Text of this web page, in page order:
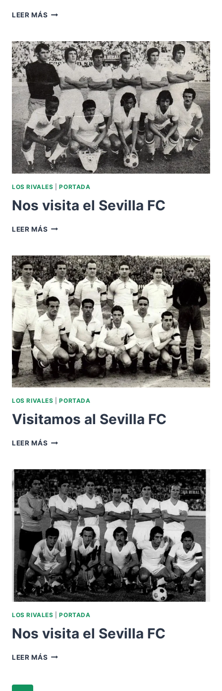
LEER MÁS NOS
SEVILLA
FC
LOS RIVALES |PORTADA
Nos visita el Sevilla FC
LEER MÁS NOS
SEVILLA
FC
LOS RIVALES |PORTADA
Visitamos al Sevilla FC
LEER MÁS VISITAMOS
FC
LOS RIVALES |PORTADA
Nos visita el Sevilla FC
LEER MÁS NOS